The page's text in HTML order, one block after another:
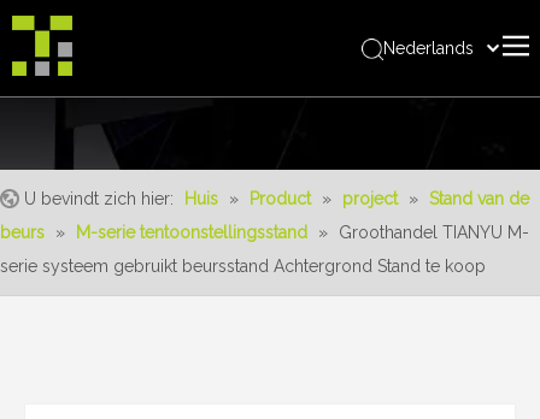
Product
Service
Nederlands
U bevindt zich hier: Huis » Product » project » Stand van de
beurs
» M-serie tentoonstellingsstand »
Groothandel TIANYU M-
serie systeem gebruikt beursstand Achtergrond Stand te koop